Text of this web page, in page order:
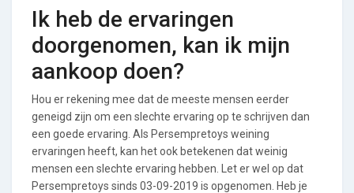
Ik heb de ervaringen
doorgenomen, kan ik mijn
aankoop doen?
Hou er rekening mee dat de meeste mensen eerder
geneigd zijn om een slechte ervaring op te schrijven dan
een goede ervaring. Als Persempretoys weining
ervaringen heeft, kan het ook betekenen dat weinig
mensen een slechte ervaring hebben. Let er wel op dat
Persempretoys sinds 03-09-2019 is opgenomen. Heb je